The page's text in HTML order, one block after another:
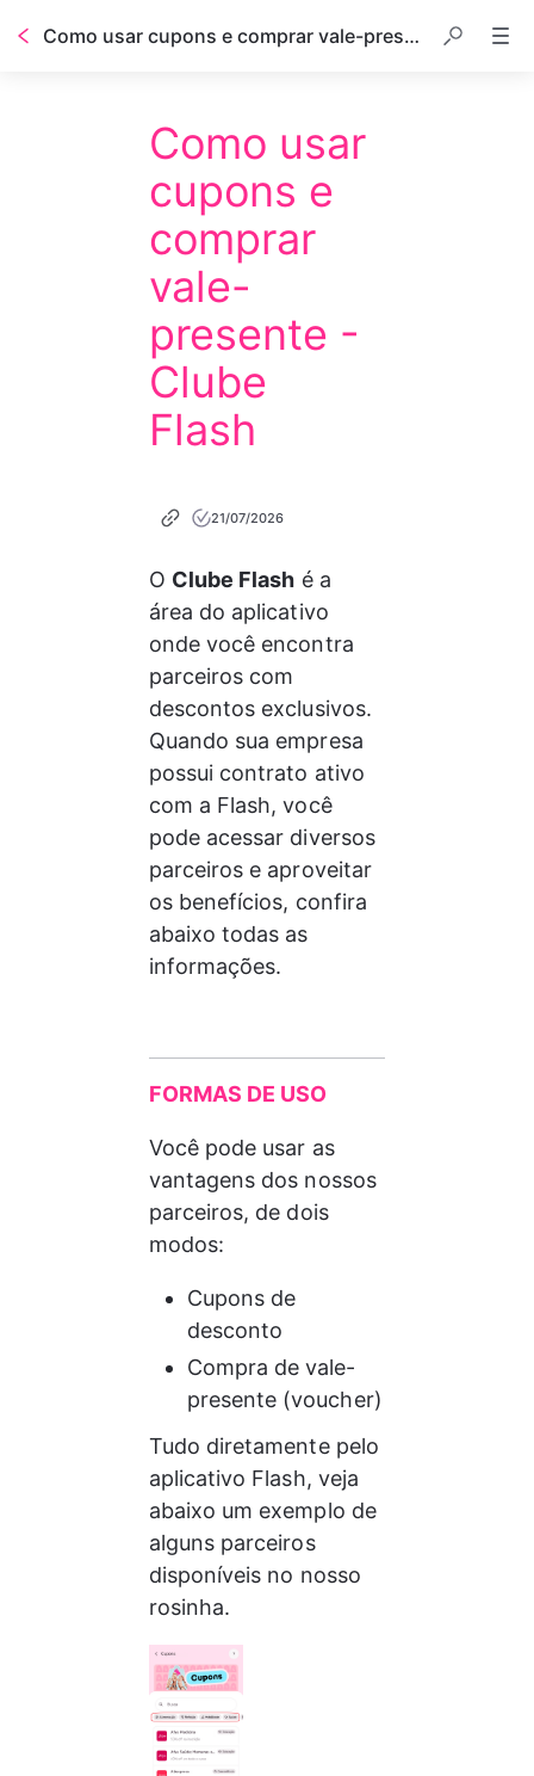
Como usar cupons e comprar vale-presente - Clube Flash
Como usar
cupons e
comprar
vale-
presente -
Clube
Flash
21/07/2026
O Clube Flash é a
área do aplicativo
onde você encontra
parceiros com
descontos exclusivos.
Quando sua empresa
possui contrato ativo
com a Flash, você
pode acessar diversos
parceiros e aproveitar
os benefícios, confira
abaixo todas as
informações.
FORMAS DE USO
Você pode usar as
vantagens dos nossos
parceiros, de dois
modos:
Cupons de
desconto
Compra de vale-
presente (voucher)
Tudo diretamente pelo
aplicativo Flash, veja
abaixo um exemplo de
alguns parceiros
disponíveis no nosso
rosinha.